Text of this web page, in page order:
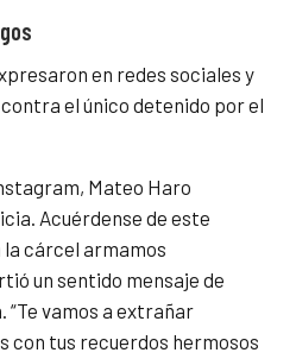
en redes sociales y
el único detenido por el
Mateo Haro
Acuérdense de este
la cárcel armamos
un sentido mensaje de
“Te vamos a extrañar
con tus recuerdos hermosos